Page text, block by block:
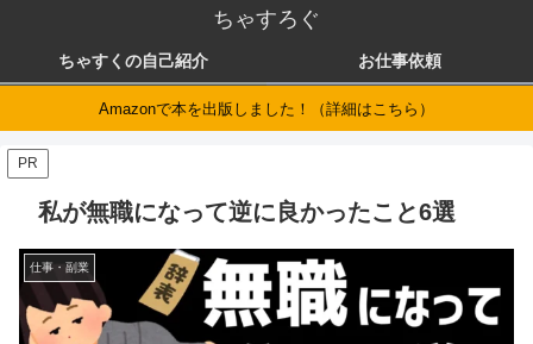
ちゃすろぐ
ちゃすくの自己紹介 お仕事依頼
Amazonで本を出版しました！（詳細はこちら）
PR
私が無職になって逆に良かったこと6選
仕事・副業